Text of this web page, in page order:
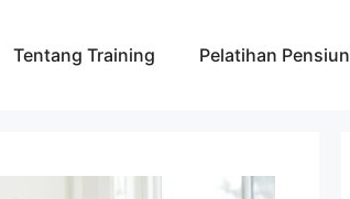
Tentang Training Pelatihan Pensiun